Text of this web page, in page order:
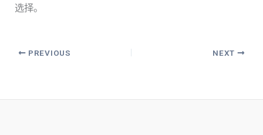
选择。
PREVIOUS NEXT